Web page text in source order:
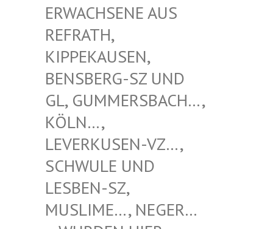
ACHSENE AUS REF
RATH, KIP
PEKAUSEN, BEN
SBERG-SZ UND GL,
GUMMERSBACH…, KÖL
N…, LEV
ERKUSEN-VZ…, SCH
WULE UND LES
BEN-SZ, MUS
LIME…, NEGER… – W